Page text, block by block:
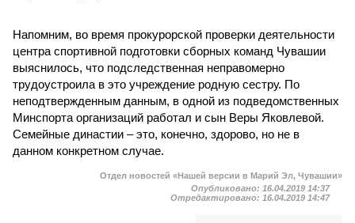
Напомним, во время прокурорской проверки деятельности
центра спортивной подготовки сборных команд Чувашии
выяснилось, что подследственная неправомерно
трудоустроила в это учреждение родную сестру. По
неподтвержденным данным, в одной из подведомственных
Минспорта организаций работал и сын Веры Яковлевой.
Семейные династии – это, конечно, здорово, но не в
данном конкретном случае.
Отдел новостей «Нашей версии в Марий Эл, Чувашии»
Опубликовано: 16.04.2019 14:37
Отредактировано: 16.04.2019 14:47